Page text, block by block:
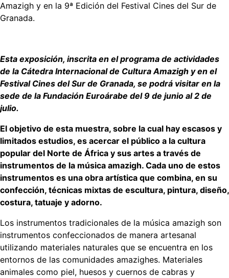
Amazigh y en la 9ª Edición del Festival Cines del Sur de
Granada.
Esta exposición, inscrita en el programa de actividades
de la Cátedra Internacional de Cultura Amazigh y en el
Festival Cines del Sur de Granada, se podrá visitar en la
sede de la Fundación Euroárabe del 9 de junio al 2 de
julio.
El objetivo de esta muestra, sobre la cual hay escasos y
limitados estudios, es acercar el público a la cultura
popular del Norte de África y sus artes a través de
instrumentos de la música amazigh. Cada uno de estos
instrumentos es una obra artística que combina, en su
confección, técnicas mixtas de escultura, pintura, diseño,
costura, tatuaje y adorno.
Los instrumentos tradicionales de la música amazigh son
instrumentos confeccionados de manera artesanal
utilizando materiales naturales que se encuentra en los
entornos de las comunidades amazighes. Materiales
animales como piel, huesos y cuernos de cabras y